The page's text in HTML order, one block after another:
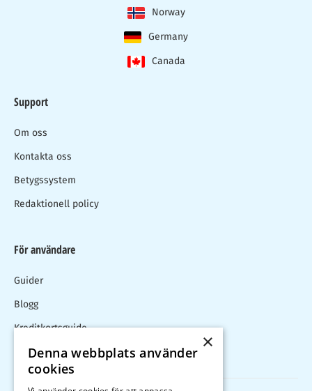
Norway
Germany
Canada
Support
Om oss
Kontakta oss
Betygssystem
Redaktionell policy
För användare
Guider
Blogg
Kreditkortsguide
Kalkylator
×
Denna webbplats använder
cookies